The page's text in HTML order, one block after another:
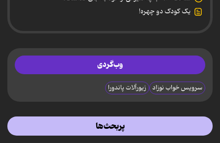
یک کودک دو چهره!
وب‌گردی
سرویس خواب نوزاد زیورآلات پاندورا
پربحث‌ها